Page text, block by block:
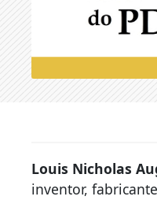
Louis Nicholas
inventor,